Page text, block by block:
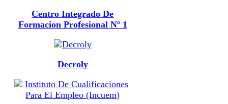
Centro Integrado De
Formacion Profesional Nº 1
Decroly